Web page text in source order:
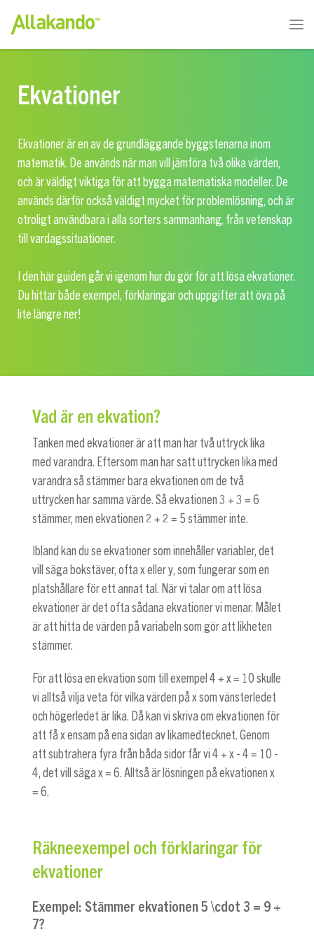
Ekvationer
Ekvationer är en av de grundläggande byggstenarna inom
matematik. De används när man vill jämföra två olika värden,
och är väldigt viktiga för att bygga matematiska modeller. De
används därför också väldigt mycket för problemlösning, och är
otroligt användbara i alla sorters sammanhang, från vetenskap
till vardagssituationer.
I den här guiden går vi igenom hur du gör för att lösa ekvationer.
Du hittar både exempel, förklaringar och uppgifter att öva på
lite längre ner!
Vad är en ekvation?
Tanken med ekvationer är att man har två uttryck lika
med varandra. Eftersom man har satt uttrycken lika med
varandra så stämmer bara ekvationen om de två
uttrycken har samma värde. Så ekvationen 3 + 3 = 6
stämmer, men ekvationen 2 + 2 = 5 stämmer inte.
Ibland kan du se ekvationer som innehåller variabler, det
vill säga bokstäver, ofta x eller y, som fungerar som en
platshållare för ett annat tal. När vi talar om att lösa
ekvationer är det ofta sådana ekvationer vi menar. Målet
är att hitta de värden på variabeln som gör att likheten
stämmer.
För att lösa en ekvation som till exempel 4 + x = 10 skulle
vi alltså vilja veta för vilka värden på x som vänsterledet
och högerledet är lika. Då kan vi skriva om ekvationen för
att få x ensam på ena sidan av likamedtecknet. Genom
att subtrahera fyra från båda sidor får vi 4 + x - 4 = 10 -
4 , det vill säga x = 6 . Alltså är lösningen på ekvationen x
= 6
Räkneexempel och förklaringar för
ekvationer
Exempel: Stämmer ekvationen5 \cdot 3 = 9 +
7?